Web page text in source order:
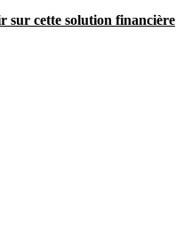
sur cette solution financière